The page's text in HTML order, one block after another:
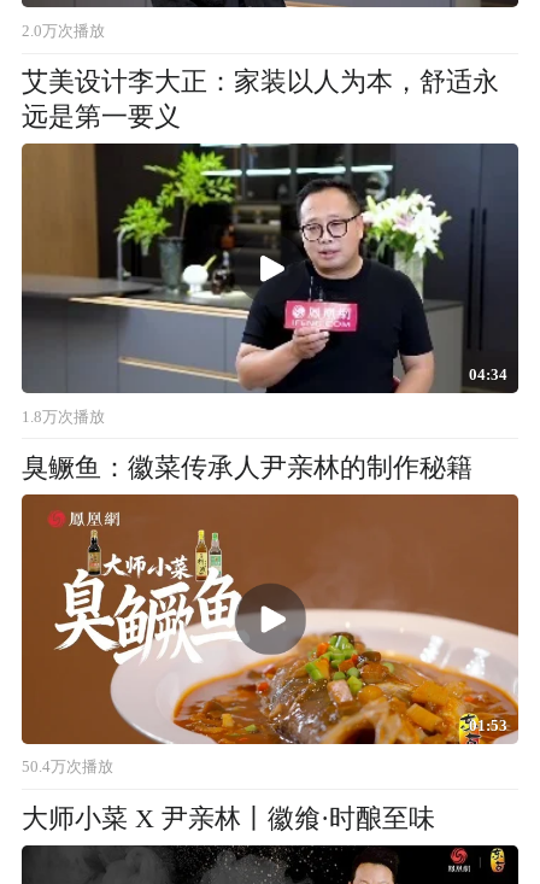
2.0万次播放
艾美设计李大正：家装以人为本，舒适永
远是第一要义
04:34
1.8万次播放
臭鳜鱼：徽菜传承人尹亲林的制作秘籍
01:53
50.4万次播放
大师小菜 X 尹亲林丨徽飨·时酿至味